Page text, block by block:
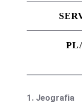
1. Jeografia